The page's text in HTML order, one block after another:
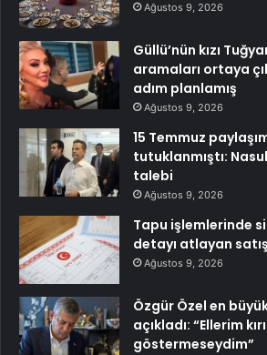
Ağustos 9, 2026
Güllü’nün kızı
aramaları ortaya
adım planlamış
Ağustos 9, 2026
15 Temmuz
tutuklanmıştı:
talebi
Ağustos 9, 2026
Tapu işlemlerinde
detayı atlayan
Ağustos 9, 2026
Özgür Özel en
açıkladı: “Ellerim
göstermeseydim”